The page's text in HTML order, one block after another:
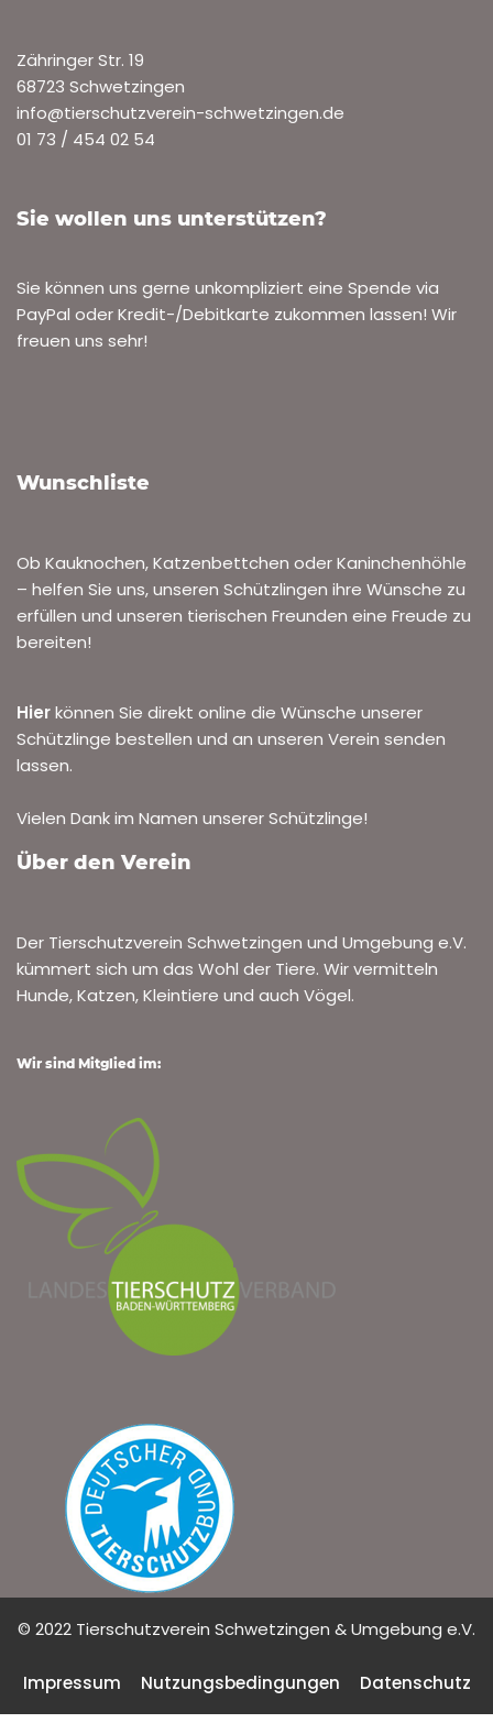
Zähringer Str. 19
68723 Schwetzingen
info@tierschutzverein-schwetzingen.de
01 73 / 454 02 54
Sie wollen uns unterstützen?
Sie können uns gerne unkompliziert eine Spende via
PayPal oder Kredit-/Debitkarte zukommen lassen! Wir
freuen uns sehr!
Wunschliste
Ob Kauknochen, Katzenbettchen oder Kaninchenhöhle
– helfen Sie uns, unseren Schützlingen ihre Wünsche zu
erfüllen und unseren tierischen Freunden eine Freude zu
bereiten!
Hierkönnen Sie direkt online die Wünsche unserer
Schützlinge bestellen und an unseren Verein senden
lassen.
Vielen Dank im Namen unserer Schützlinge!
Über den Verein
Der Tierschutzverein Schwetzingen und Umgebung e.V.
kümmert sich um das Wohl der Tiere. Wir vermitteln
Hunde, Katzen, Kleintiere und auch Vögel.
Wir sind Mitglied im:
© 2022 Tierschutzverein Schwetzingen & Umgebung e.V.
Impressum Nutzungsbedingungen
Datenschutz